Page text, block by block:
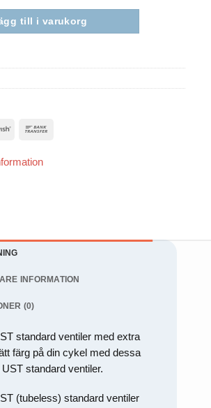
till i varukorg
Swish
INFORMATION
(0)
standard ventiler med extra
färg på din cykel med dessa
standard ventiler.
(tubeless) standard ventiler